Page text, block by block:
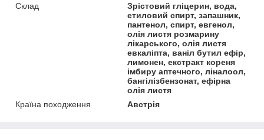
Склад
Зрістовий гліцерин, вода,
етиловий спирт, запашник,
пантенол, спирт, евгенол,
олія листя розмарину
лікарського, олія листя
евкаліпта, ваніл бутил ефір,
лимонен, екстракт кореня
імбиру аптечного, ліналоол,
бангілізбензонат, ефірна
олія листя
Країна походження
Австрія